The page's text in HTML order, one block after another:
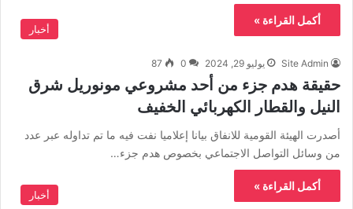
أكمل القراءة »
أخبار
Site Admin يوليو 29, 2024 0
87
حقيقة هدم جزء من أحد مشروعي مونوريل شرق
النيل والقطار الكهربائي الخفيف
أصدرت الهيئة القومية للانفاق بيانا إعلاميا نفت فيه ما تم تداوله عبر عدد
من وسائل التواصل الاجتماعي بخصوص هدم جزء…
أكمل القراءة »
أخبار